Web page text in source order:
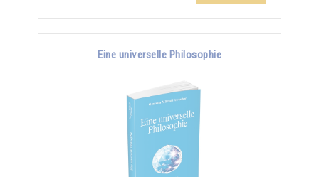
Eine universelle Philosophie